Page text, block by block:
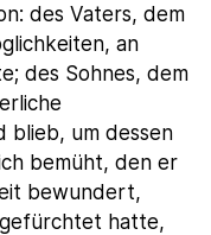
des Vaters, dem
an
des Sohnes, dem
blieb, um dessen
bemüht, den er
bewundert,
gefürchtet hatte,